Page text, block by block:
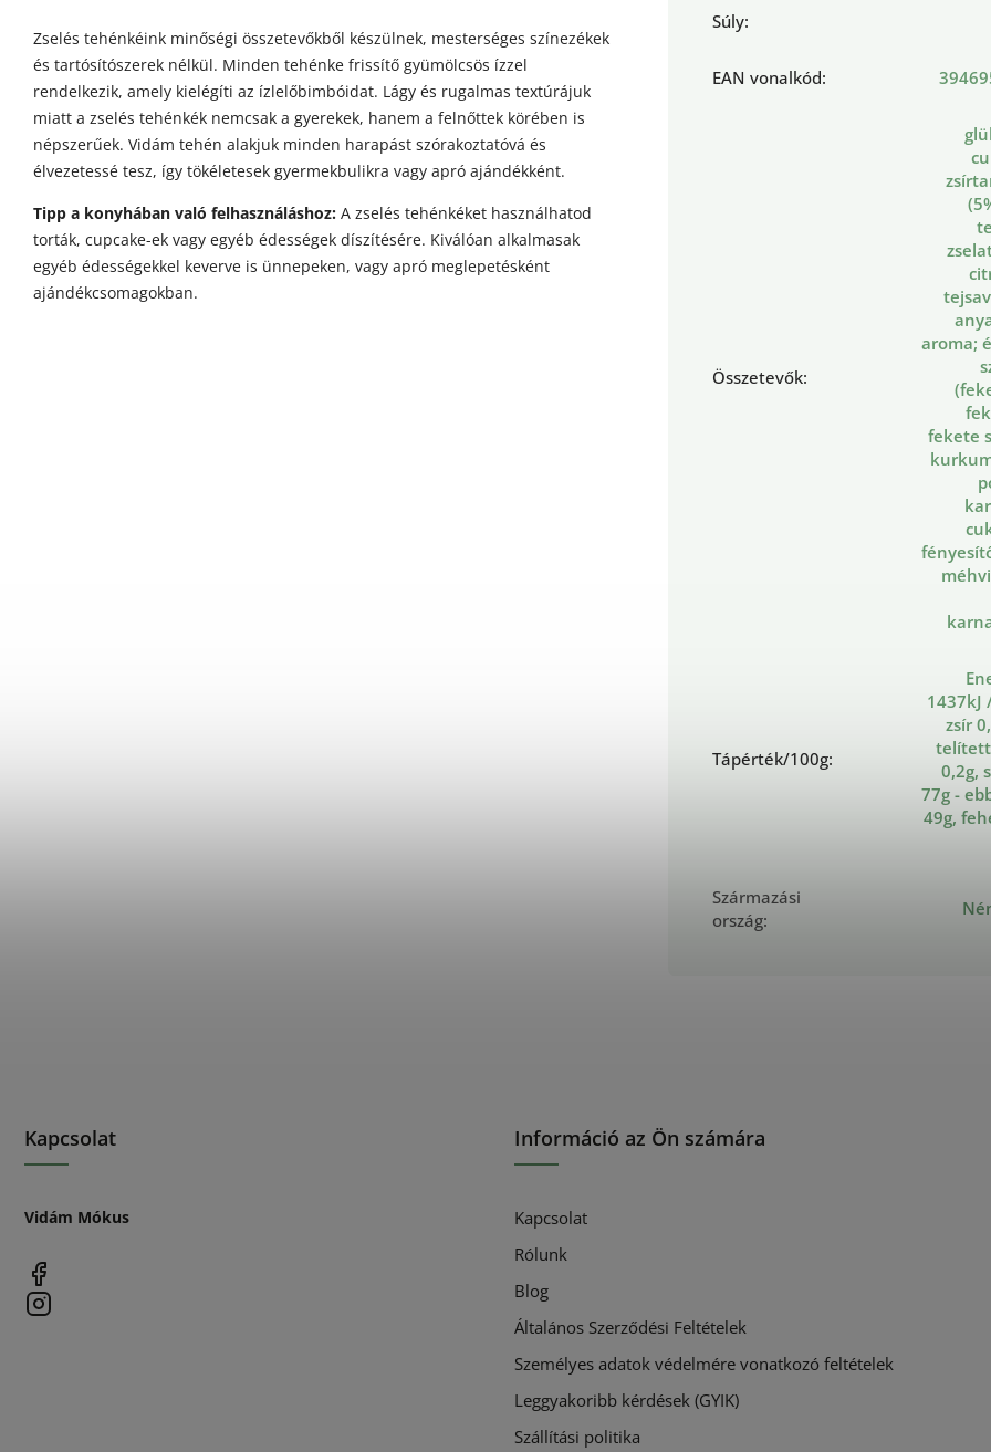
Zselés tehénkéink minőségi összetevőkből készülnek, mesterséges színezékek
és tartósítószerek nélkül. Minden tehénke frissítő gyümölcsös ízzel
rendelkezik, amely kielégíti az ízlelőbimbóidat. Lágy és rugalmas textúrájuk
miatt a zselés tehénkék nemcsak a gyerekek, hanem a felnőttek körében is
népszerűek. Vidám tehén alakjuk minden harapást szórakoztatóvá és
élvezetessé tesz, így tökéletesek gyermekbulikra vagy apró ajándékként.
Tipp a konyhában való felhasználáshoz: A zselés tehénkéket használhatod
torták, cupcake-ek vagy egyéb édességek díszítésére. Kiválóan alkalmasak
egyéb édességekkel keverve is ünnepeken, vagy apró meglepetésként
ajándékcsomagokban.
Súly:
EAN vonalkód:
Összetevők:
aroma;
fekete
Tápérték/100g:
1437kJ
zsír
telített
0,2g,
77g -
49g,
Származási
ország:
Kapcsolat
Vidám Mókus
Információ az Ön számára
Kapcsolat
Rólunk
Blog
Általános Szerződési Feltételek
Személyes adatok védelmére vonatkozó feltételek
Leggyakoribb kérdések (GYIK)
Szállítási politika